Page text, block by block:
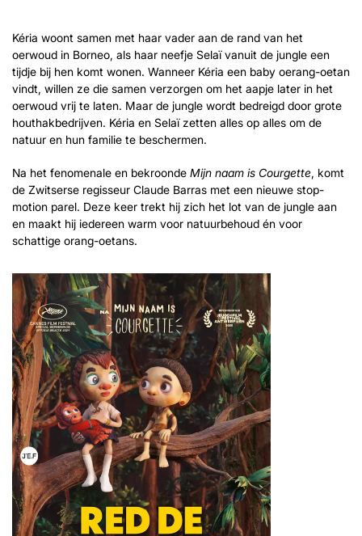
Kéria woont samen met haar vader aan de rand van het
oerwoud in Borneo, als haar neefje Selaï vanuit de jungle een
tijdje bij hen komt wonen. Wanneer Kéria een baby oerang-oetan
vindt, willen ze die samen verzorgen om het aapje later in het
oerwoud vrij te laten. Maar de jungle wordt bedreigd door grote
houthakbedrijven. Kéria en Selaï zetten alles op alles om de
natuur en hun familie te beschermen.
Na het fenomenale en bekroonde Mijn naam is Courgette, komt
de Zwitserse regisseur Claude Barras met een nieuwe stop-
motion parel. Deze keer trekt hij zich het lot van de jungle aan
en maakt hij iedereen warm voor natuurbehoud én voor
schattige orang-oetans.
Inzoomen